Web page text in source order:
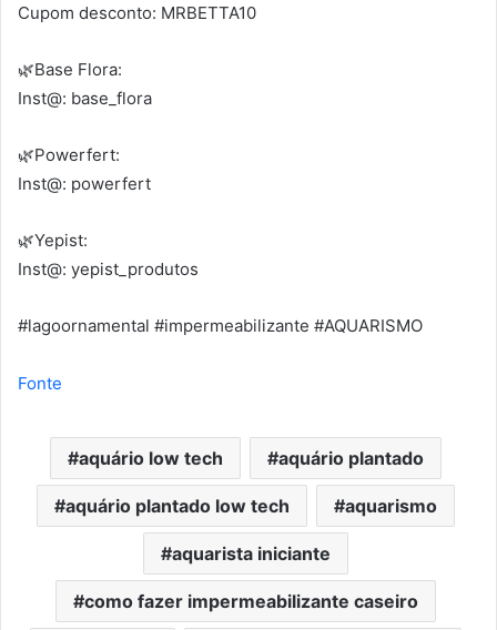
Cupom desconto: MRBETTA10
🌿Base Flora:
Inst@: base_flora
🌿Powerfert:
Inst@: powerfert
🌿Yepist:
Inst@: yepist_produtos
#lagoornamental #impermeabilizante #AQUARISMO
Fonte
aquário low tech aquário plantado
aquário plantado low tech aquarismo
aquarista iniciante
como fazer impermeabilizante caseiro